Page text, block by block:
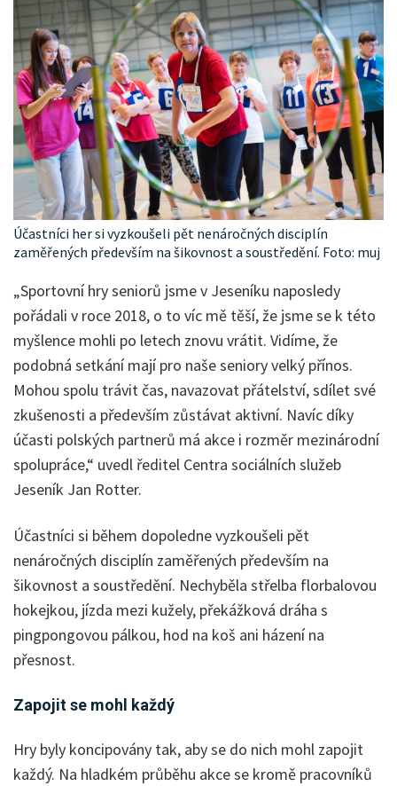
Účastníci her si vyzkoušeli pět nenáročných disciplín
zaměřených především na šikovnost a soustředění. Foto: muj
„Sportovní hry seniorů jsme v Jeseníku naposledy
pořádali v roce 2018, o to víc mě těší, že jsme se k této
myšlence mohli po letech znovu vrátit. Vidíme, že
podobná setkání mají pro naše seniory velký přínos.
Mohou spolu trávit čas, navazovat přátelství, sdílet své
zkušenosti a především zůstávat aktivní. Navíc díky
účasti polských partnerů má akce i rozměr mezinárodní
spolupráce,“ uvedl ředitel Centra sociálních služeb
Jeseník Jan Rotter.
Účastníci si během dopoledne vyzkoušeli pět
nenáročných disciplín zaměřených především na
šikovnost a soustředění. Nechyběla střelba florbalovou
hokejkou, jízda mezi kužely, překážková dráha s
pingpongovou pálkou, hod na koš ani házení na
přesnost.
Zapojit se mohl každý
Hry byly koncipovány tak, aby se do nich mohl zapojit
každý. Na hladkém průběhu akce se kromě pracovníků